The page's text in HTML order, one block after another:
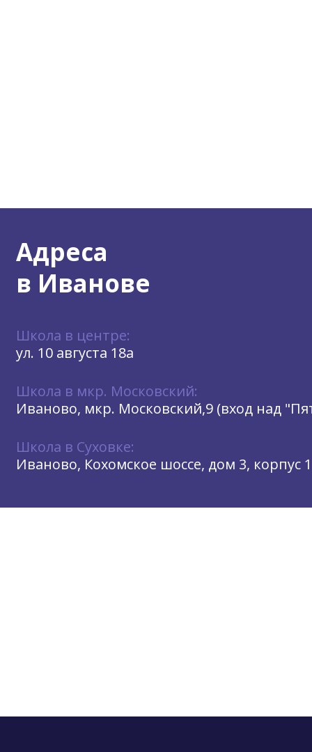
Адреса
в Иванове
Школа в центре:
ул. 10 августа 18а
Школа в мкр. Московский:
Иваново, мкр. Московский,9 (вход над
Школа в Суховке:
Иваново, Кохомское шоссе, дом 3, корпус 1